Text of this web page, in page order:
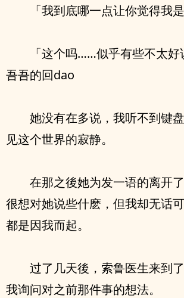
「我到底哪一点让你觉得我
「这个吗……似乎有些不太
吾吾的回dao
她没有在多说，我听不到键
见这个世界的寂静。
在那之後她为发一语的离开
很想对她说些什麽，但我却无话
都是因我而起。
过了几天後，索鲁医生来到
我询问对之前那件事的想法。